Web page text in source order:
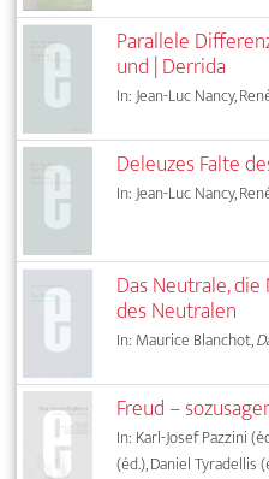
Parallele
und | Derrida
In: Jean-Luc Nancy,
Deleuzes Falte
In: Jean-Luc Nancy,
Das Neutrale,
des Neutralen
In: Maurice Blanchot,
Freud –
In: Karl-Josef Pazzini
(éd.), Daniel Tyradellis